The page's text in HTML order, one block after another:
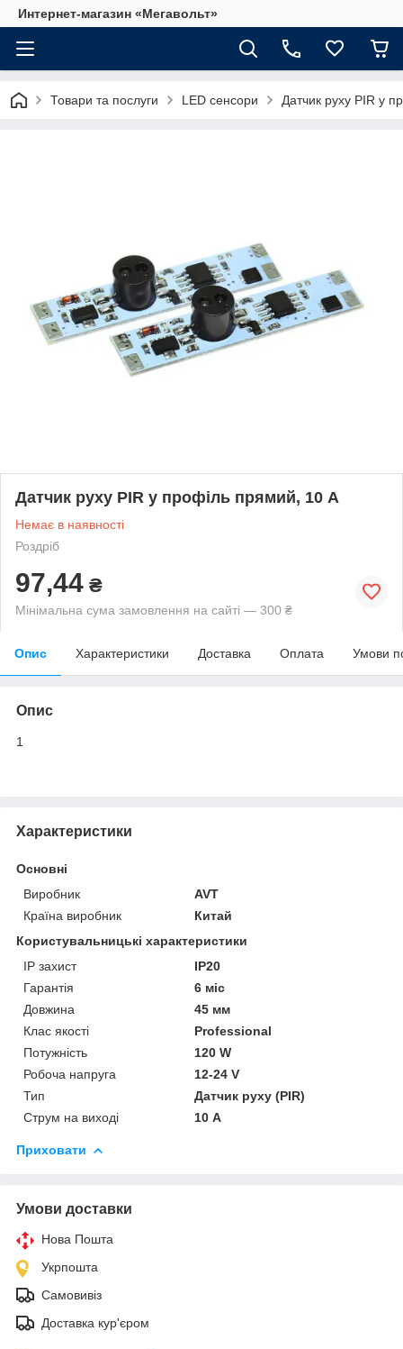
Интернет-магазин «Мегавольт»
Товари та послуги LED сенсори Датчик руху PIR у
Датчик руху PIR у профіль прямий, 10 А
Немає в наявності
Роздріб
97,44 ₴
Мінімальна сума замовлення на сайті — 300 ₴
Опис Характеристики Доставка Оплата Умови
Опис
1
Характеристики
Основні
Виробник
AVT
Країна виробник
Китай
Користувальницькі характеристики
IP захист
IP20
Гарантія
6 міс
Довжина
45 мм
Клас якості
Professional
Потужність
120 W
Робоча напруга
12-24 V
Тип
Датчик руху (PIR)
Струм на виході
10 А
Приховати
Умови доставки
Нова Пошта
Укрпошта
Самовивіз
Доставка кур'єром